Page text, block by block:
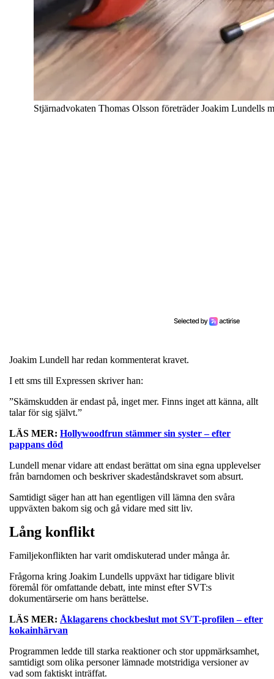
Stjärnadvokaten Thomas Olsson företräder Joakim Lundells
Joakim Lundell har redan kommenterat kravet.
I ett sms till Expressen skriver han:
”Skämskudden är endast på, inget mer. Finns inget att känna, allt
talar för sig självt.”
LÄS MER: Hollywoodfrun stämmer sin syster – efter
pappans död
Lundell menar vidare att endast berättat om sina egna upplevelser
från barndomen och beskriver skadeståndskravet som absurt.
Samtidigt säger han att han egentligen vill lämna den svåra
uppväxten bakom sig och gå vidare med sitt liv.
Lång konflikt
Familjekonflikten har varit omdiskuterad under många år.
Frågorna kring Joakim Lundells uppväxt har tidigare blivit
föremål för omfattande debatt, inte minst efter SVT:s
dokumentärserie om hans berättelse.
LÄS MER: Åklagarens chockbeslut mot SVT-profilen – efter
kokainhärvan
Programmen ledde till starka reaktioner och stor uppmärksamhet,
samtidigt som olika personer lämnade motstridiga versioner av
vad som faktiskt inträffat.